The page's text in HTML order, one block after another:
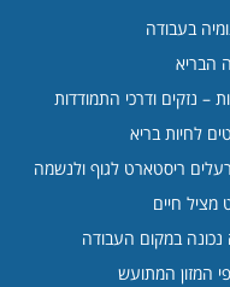
בעבודה
הבריא
– נזקים ודרכי התמודדות
לחיות בריא
רעלים ריסטארט לגוף ולנשמה
מציל חיים
נכונה במקום העבודה
המזון המתועש